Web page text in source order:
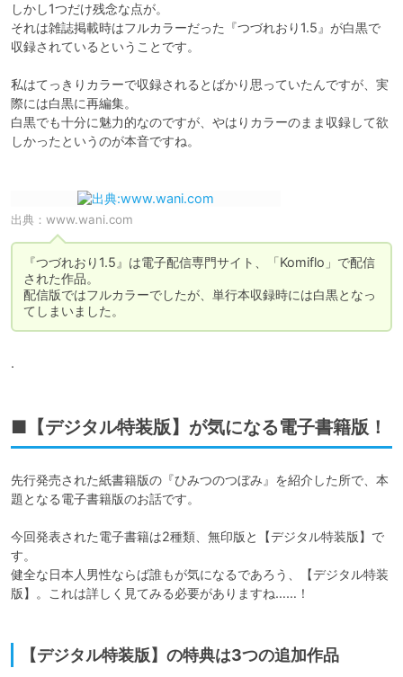
しかし1つだけ残念な点が。
それは雑誌掲載時はフルカラーだった『つづれおり1.5』が白黒で
収録されているということです。
私はてっきりカラーで収録されるとばかり思っていたんですが、実
際には白黒に再編集。
白黒でも十分に魅力的なのですが、やはりカラーのまま収録して欲
しかったというのが本音ですね。
出典： www.wani.com
『つづれおり1.5』は電子配信専門サイト、「Komiflo」で配信
された作品。
配信版ではフルカラーでしたが、単行本収録時には白黒となっ
てしまいました。
.
■【デジタル特装版】が気になる電子書籍版！
先行発売された紙書籍版の『ひみつのつぼみ』を紹介した所で、本
題となる電子書籍版のお話です。
今回発表された電子書籍は2種類、無印版と【デジタル特装版】で
す。
健全な日本人男性ならば誰もが気になるであろう、【デジタル特装
版】。これは詳しく見てみる必要がありますね……！
【デジタル特装版】の特典は3つの追加作品